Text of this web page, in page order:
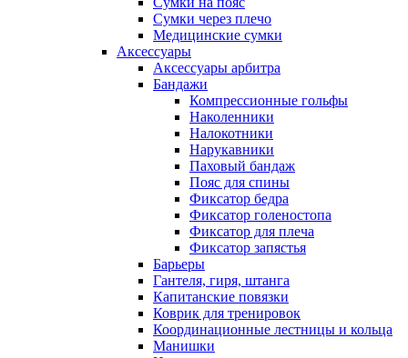
Сумки через плечо
Медицинские сумки
Аксессуары
Аксессуары арбитра
Бандажи
Компрессионные гольфы
Наколенники
Налокотники
Нарукавники
Паховый бандаж
Пояс для спины
Фиксатор бедра
Фиксатор голеностопа
Фиксатор для плеча
Фиксатор запястья
Барьеры
Гантеля, гиря, штанга
Капитанские повязки
Коврик для тренировок
Координационные лестницы и кольца
Манишки